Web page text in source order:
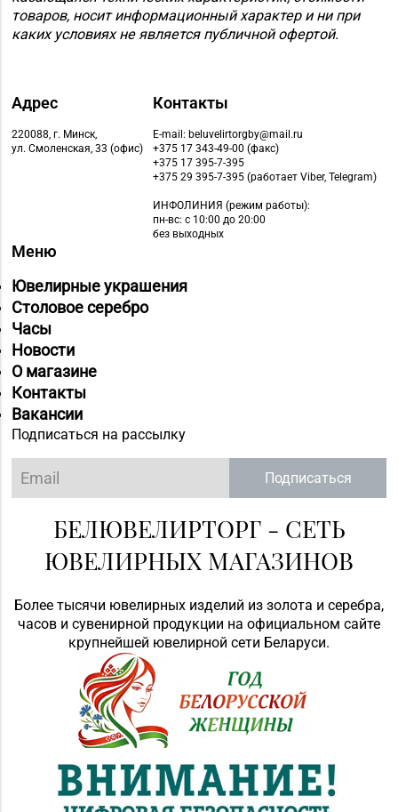
товаров, носит информационный характер и ни при
каких условиях не является публичной офертой.
Адрес
220088, г. Минск,
ул. Смоленская, 33 (офис)
Контакты
E-mail: beluvelirtorgby@mail.ru
+375 17 343-49-00 (факс)
+375 17 395-7-395
+375 29 395-7-395 (работает Viber, Telegram)
ИНФОЛИНИЯ (режим работы):
пн-вс: с 10:00 до 20:00
без выходных
Меню
Ювелирные украшения
Столовое серебро
Часы
Новости
О магазине
Контакты
Вакансии
Подписаться на рассылку
Подписаться
БЕЛЮВЕЛИРТОРГ - СЕТЬ
ЮВЕЛИРНЫХ МАГАЗИНОВ
Более тысячи ювелирных изделий из золота и серебра,
часов и сувенирной продукции на официальном сайте
крупнейшей ювелирной сети Беларуси.